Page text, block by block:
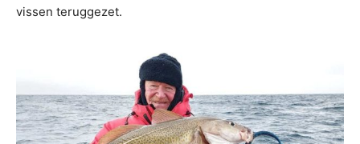
vissen teruggezet.